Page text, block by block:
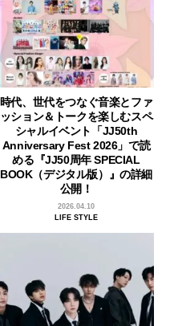
時代、世代をつなぐ音楽とファ
ッション＆トークを楽しむスペ
シャルイベント「JJ50th
Anniversary Fest 2026」で読
める『JJ50周年 SPECIAL
BOOK（デジタル版）』の詳細
公開！
2026.04.10
LIFE STYLE